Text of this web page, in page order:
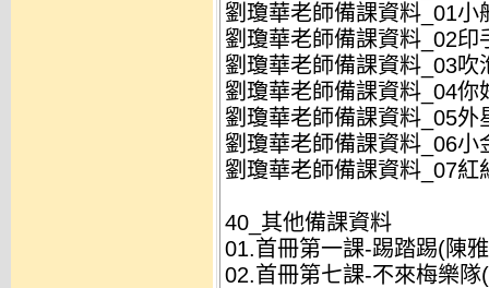
劉瓊華老師備課資料_01小
劉瓊華老師備課資料_02印
劉瓊華老師備課資料_03吹
劉瓊華老師備課資料_04你
劉瓊華老師備課資料_05外
劉瓊華老師備課資料_06小
劉瓊華老師備課資料_07紅
40_其他備課資料
01.首冊第一課-踢踏踢(陳
02.首冊第七課-不來梅樂隊